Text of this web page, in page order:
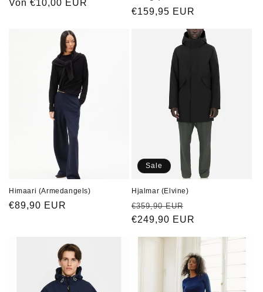
Normaler
Von €10,00 EUR
Normaler
€159,95 EUR
Himaari (Armedangels)
Normaler
€89,90 EUR
Sale
Hjalmar (Elvine)
Normaler
Preis
€359,90 EUR
€249,90 EUR